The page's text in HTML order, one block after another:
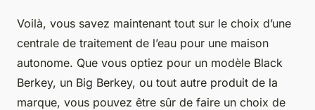
Voilà, vous savez maintenant tout sur le choix d’une
centrale de traitement de l’eau pour une maison
autonome. Que vous optiez pour un modèle Black
Berkey, un Big Berkey, ou tout autre produit de la
marque, vous pouvez être sûr de faire un choix de